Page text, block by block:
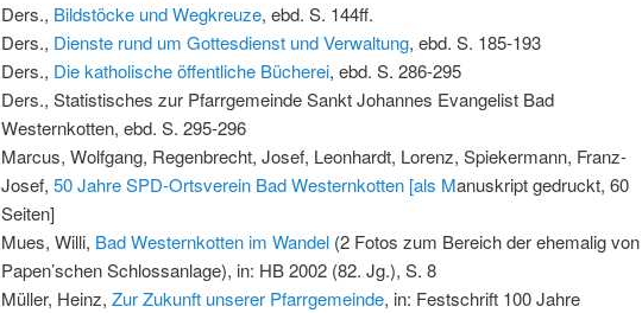
Ders., Bildstöcke und Wegkreuze, ebd. S. 144ff.
Ders., Dienste rund um Gottesdienst und Verwaltung, ebd. S. 185-193
Ders., Die katholische öffentliche Bücherei, ebd. S. 286-295
Ders., Statistisches zur Pfarrgemeinde Sankt Johannes Evangelist Bad
Westernkotten, ebd. S. 295-296
Marcus, Wolfgang, Regenbrecht, Josef, Leonhardt, Lorenz, Spiekermann, Franz-
Josef, 50 Jahre SPD-Ortsverein Bad Westernkotten [als Manuskript gedruckt, 60
Seiten]
Mues, Willi, Bad Westernkotten im Wandel (2 Fotos zum Bereich der ehemalig von
Papen’schen Schlossanlage), in: HB 2002 (82. Jg.), S. 8
Müller, Heinz, Zur Zukunft unserer Pfarrgemeinde, in: Festschrift 100 Jahre